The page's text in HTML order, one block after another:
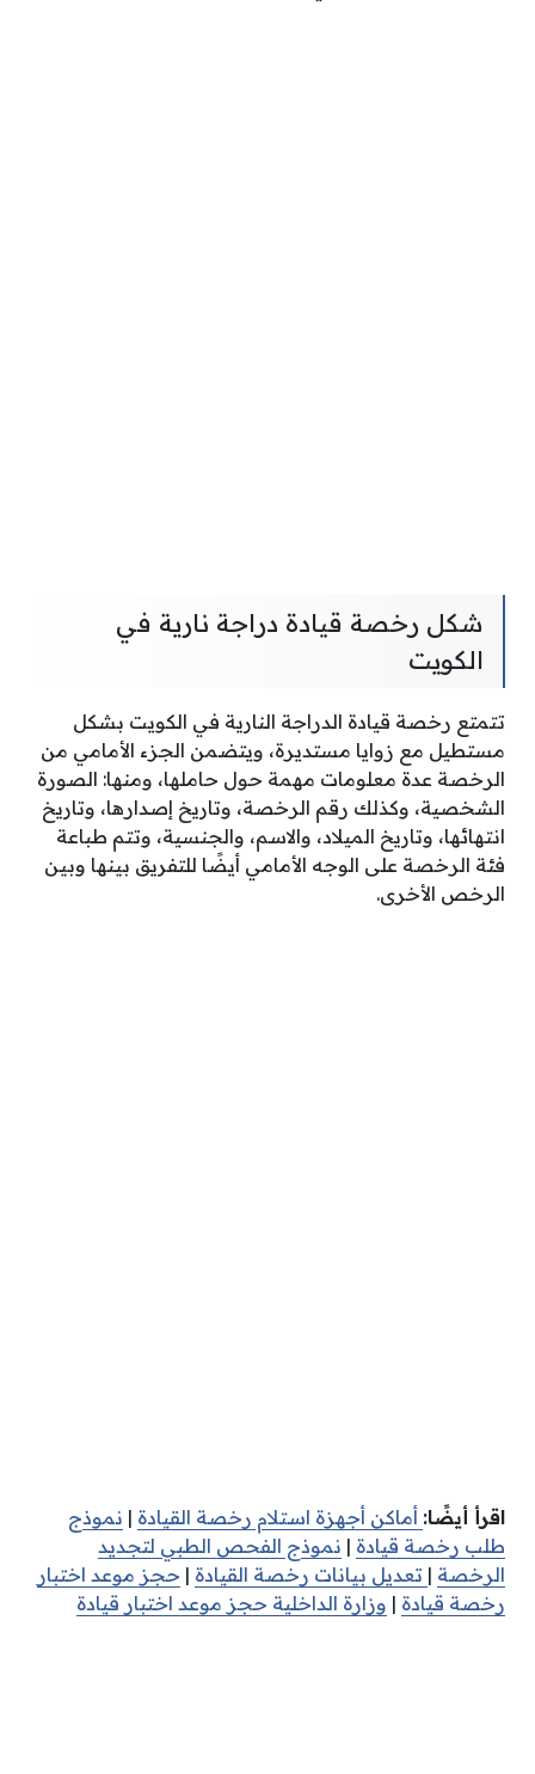
شكل رخصة قيادة دراجة نارية في
الكويت
تتمتع رخصة قيادة الدراجة النارية في الكويت بشكل
مستطيل مع زوايا مستديرة، ويتضمن الجزء الأمامي من
الرخصة عدة معلومات مهمة حول حاملها، ومنها: الصورة
الشخصية، وكذلك رقم الرخصة، وتاريخ إصدارها، وتاريخ
انتهائها، وتاريخ الميلاد، والاسم، والجنسية، وتتم طباعة
فئة الرخصة على الوجه الأمامي أيضًا للتفريق بينها وبين
الرخص الأخرى.
اقرأ أيضًا: أماكن أجهزة استلام رخصة القيادة | نموذج
طلب رخصة قيادة | نموذج الفحص الطبي لتجديد
الرخصة | تعديل بيانات رخصة القيادة | حجز موعد اختبار
رخصة قيادة | وزارة الداخلية حجز موعد اختبار قيادة